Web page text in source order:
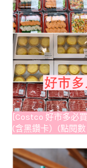
[Costco 好市多必
(含黑鑽卡）(點閱